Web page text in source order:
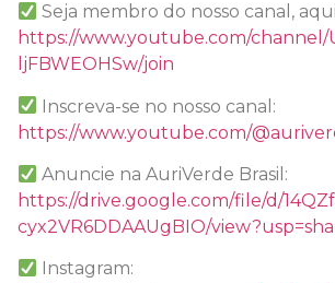
Seja membro do nosso canal,
https://www.youtube.com/channel/
ljFBWEOHSw/join
Inscreva-se no nosso canal:
https://www.youtube.com/
Anuncie na AuriVerde Brasil:
https://drive.google.com/file/d/
cyx2VR6DDAAUgBIO/
Instagram: